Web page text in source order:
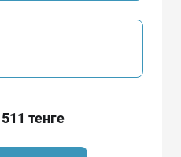
тенге